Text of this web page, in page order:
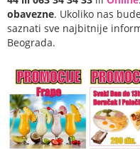
obavezne. Ukoliko nas
saznati sve najbitnije
Beograda.